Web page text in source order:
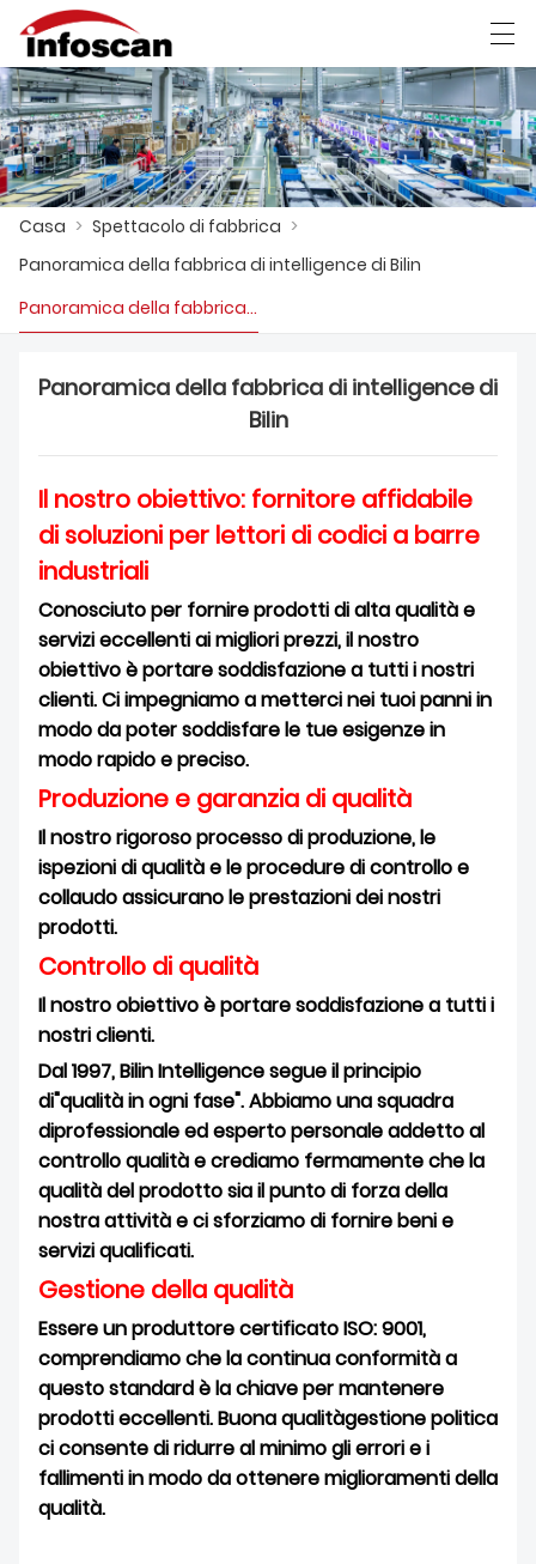
CASA
NOTIZIA
SPETTACOLO DI FABBRICA
CHI SIAMO
SCARICAMENTO
العربية 中文 Deutsch Ελληνική γλώσσα
Casa > Spettacolo di fabbrica >
Panoramica della fabbrica di intelligence di Bilin
Panoramica della fabbrica di intelligence di Bilin
Panoramica della fabbrica di intelligence di
Bilin
Il nostro obiettivo: fornitore affidabile
di soluzioni per lettori di codici a barre
industriali
Conosciuto per fornire prodotti di alta qualità e
servizi eccellenti ai migliori prezzi, il nostro
obiettivo è portare soddisfazione a tutti i nostri
clienti. Ci impegniamo a metterci nei tuoi panni in
modo da poter soddisfare le tue esigenze in
modo rapido e preciso.
Produzione e garanzia di qualità
Il nostro rigoroso processo di produzione, le
ispezioni di qualità e le procedure di controllo e
collaudo assicurano le prestazioni dei nostri
prodotti.
Controllo di qualità
Il nostro obiettivo è portare soddisfazione a tutti i
nostri clienti.
Dal 1997, Bilin Intelligence segue il principio
di"qualità in ogni fase". Abbiamo una squadra
diprofessionale ed espertopersonale addetto al
controllo qualità e crediamo fermamente che la
qualità del prodotto sia il punto di forza della
nostra attività e ci sforziamo di fornire beni e
servizi qualificati.
Gestione della qualità
Essere un produttore certificato ISO: 9001,
comprendiamo che la continua conformità a
questo standard è la chiave per mantenere
prodotti eccellenti. Buona qualitàgestionepolitica
ci consente di ridurre al minimo gli errori e i
fallimenti in modo da ottenere miglioramenti della
qualità.